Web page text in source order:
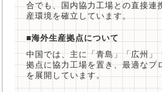
合でも、国内協力工場との直接連
産環境を確立しています。
■海外生産拠点について
中国では、主に「青島」「広州」
拠点に協力工場を置き、最適なプ
を展開しています。